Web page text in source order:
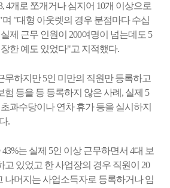
4개로 쪼개거나 심지어 10개 이상으로
"대형 아웃렛의 경우 분점마다 수십
제 근무 인원이 200여명이 넘는데도 5
한 예도 있었다"고 지적했다.
무하지만 5인 미만의 직원만 등록하고
험 등을 등 등록하지 않은 사례, 실제 5
과수당이나 연차 휴가 등을 실시하지
.
는 실제 5인 이상 근무하면서 4대 보
고 있었고 한 사업장의 경우 직원이 20
나머지는 사업소득자로 등록하거나 임